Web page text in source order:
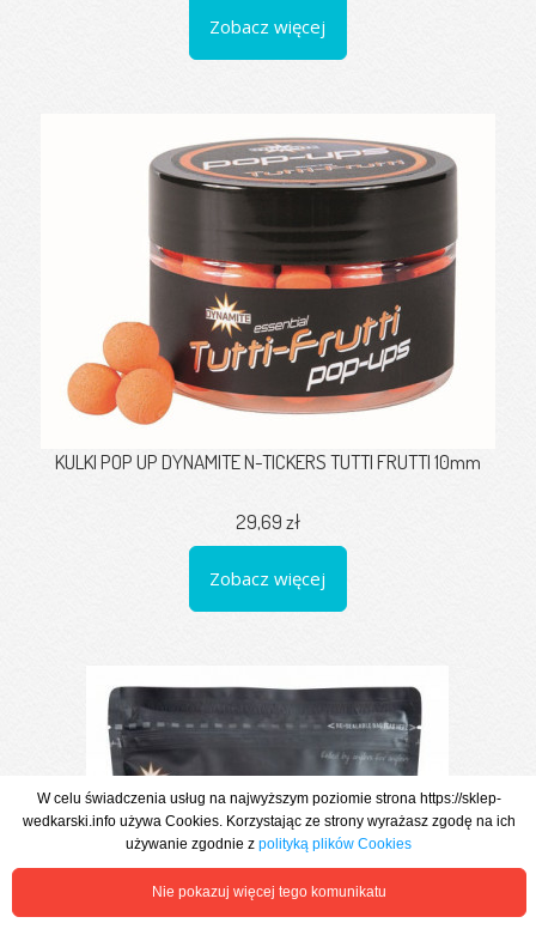
Zobacz więcej
KULKI POP UP DYNAMITE N-TICKERS TUTTI FRUTTI 10mm
29,69 zł
Zobacz więcej
W celu świadczenia usług na najwyższym poziomie strona https://sklep-
wedkarski.info używa Cookies. Korzystając ze strony wyrażasz zgodę na ich
używanie zgodnie zpolityką plików Cookies
Nie pokazuj więcej tego komunikatu